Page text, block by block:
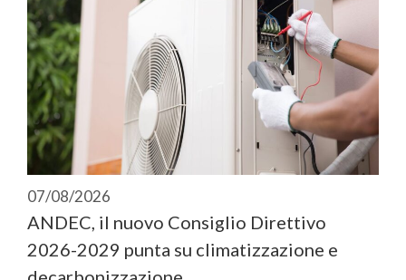
07/08/2026
ANDEC, il nuovo Consiglio Direttivo
2026-2029 punta su climatizzazione e